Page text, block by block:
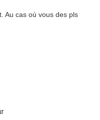
Au cas où vous des pls